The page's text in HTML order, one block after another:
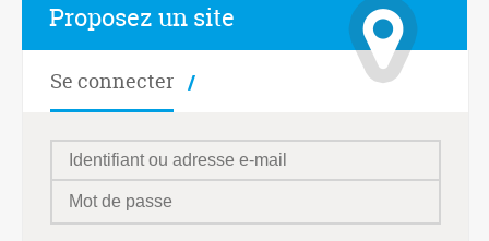
Proposez un site
Se connecter